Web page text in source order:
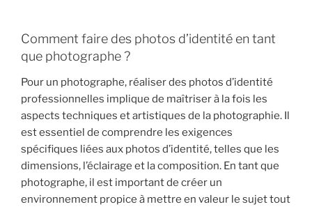
Comment faire des photos d’identité en tant
que photographe ?
Pour un photographe, réaliser des photos d’identité
professionnelles implique de maîtriser à la fois les
aspects techniques et artistiques de la photographie. Il
est essentiel de comprendre les exigences
spécifiques liées aux photos d’identité, telles que les
dimensions, l’éclairage et la composition. En tant que
photographe, il est important de créer un
environnement propice à mettre en valeur le sujet tout